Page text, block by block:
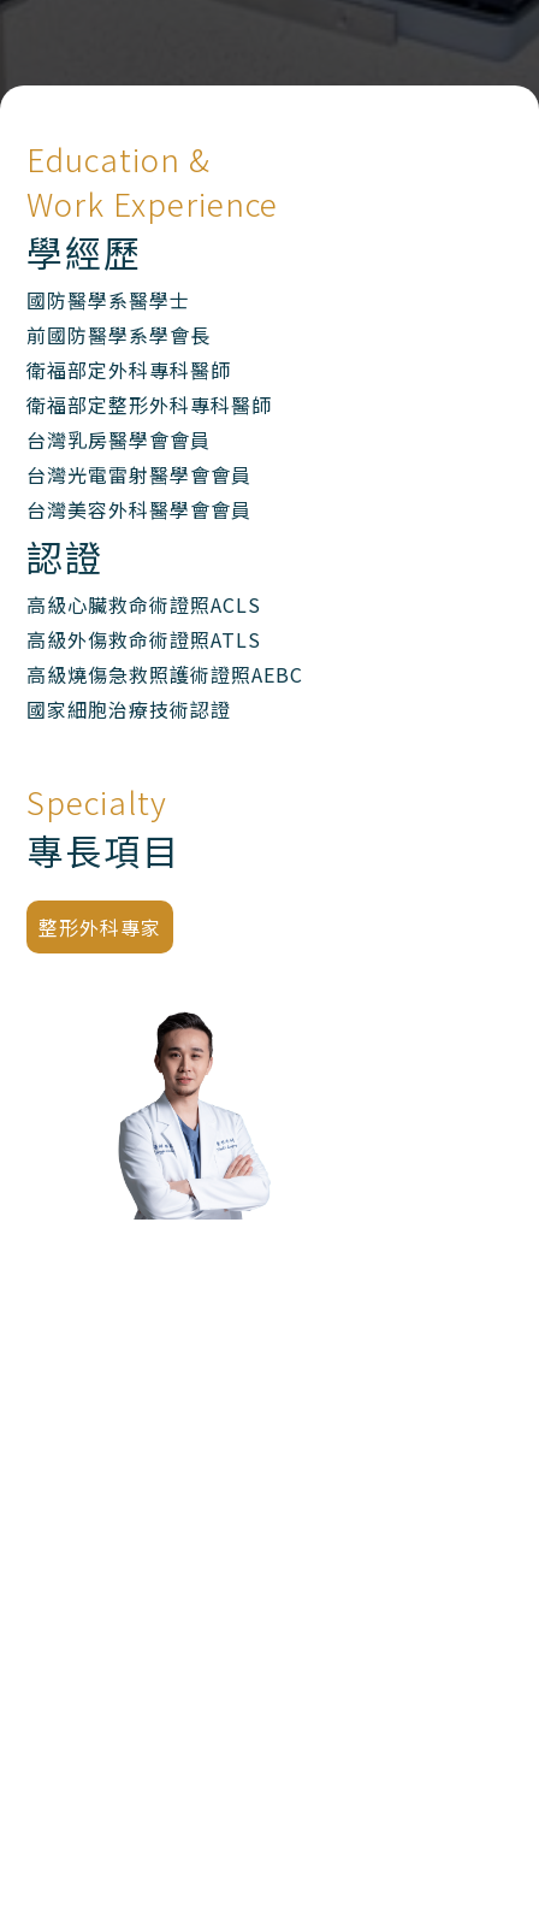
Education &
Work Experience
學經歷
國防醫學系醫學士
前國防醫學系學會長
衛福部定外科專科醫師
衛福部定整形外科專科醫師
台灣乳房醫學會會員
台灣光電雷射醫學會會員
台灣美容外科醫學會會員
認證
高級心臟救命術證照ACLS
高級外傷救命術證照ATLS
高級燒傷急救照護術證照AEBC
國家細胞治療技術認證
Specialty
專長項目
整形外科專家